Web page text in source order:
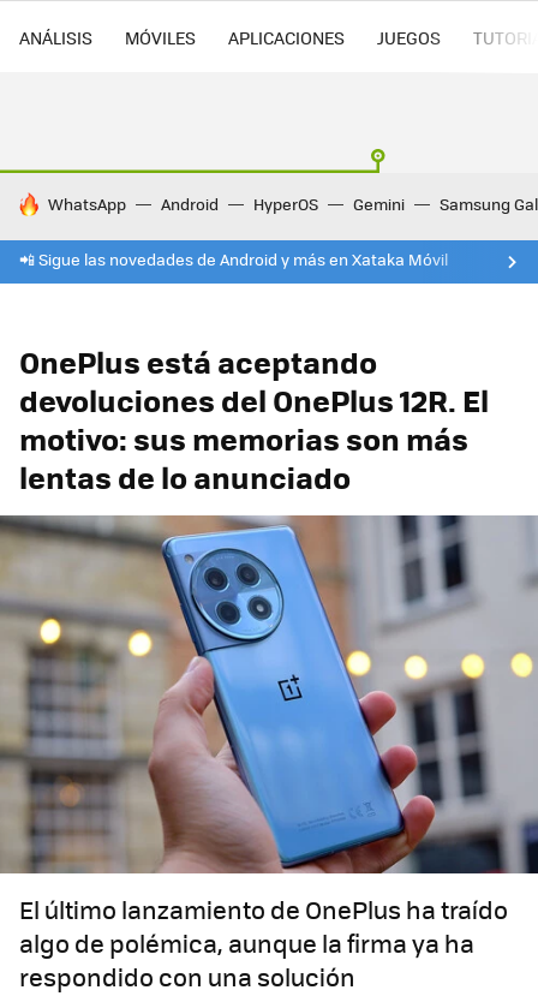
ANÁLISIS MÓVILES APLICACIONES JUEGOS
HOY SE HABLA DE
WhatsApp Android HyperOS Gemini Samsung
📲 Sigue las novedades de Android y más en Xataka Móvil
OnePlus está aceptando
devoluciones del OnePlus 12R. El
motivo: sus memorias son más
lentas de lo anunciado
El último lanzamiento de OnePlus ha traído
algo de polémica, aunque la firma ya ha
respondido con una solución